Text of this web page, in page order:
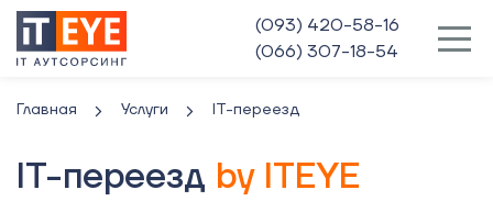
(093) 420-58-16
(066) 307-18-54
Главная Услуги IT-переезд
IT-переезд by ITEYE